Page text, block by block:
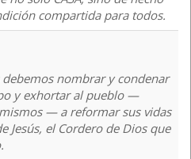
compartida para todos.
nombrar y condenar
y exhortar al pueblo —
— a reformar sus vidas
Jesús, el Cordero de Dios que